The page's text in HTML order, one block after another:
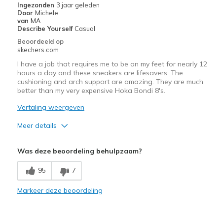
Ingezonden 3 jaar geleden
Door Michele
van MA
Describe Yourself Casual
Beoordeeld op
skechers.com
I have a job that requires me to be on my feet for nearly 12
hours a day and these sneakers are lifesavers. The
cushioning and arch support are amazing. They are much
better than my very expensive Hoka Bondi 8's.
Vertaling weergeven
Meer details
Beste toepassingen
Work
Was deze beoordeling behulpzaam?
95 7
Markeer deze beoordeling